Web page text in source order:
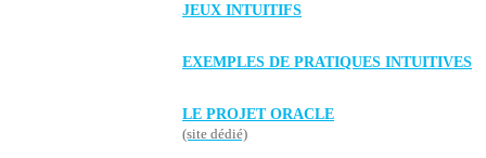
JEUX INTUITIFS
EXEMPLES DE PRATIQUES INTUITIVES
LE PROJET ORACLE
(site dédié)